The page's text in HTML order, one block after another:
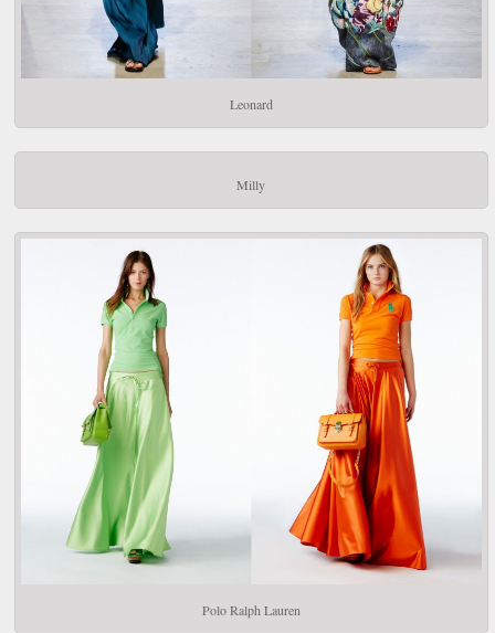
Leonard
Milly
Polo Ralph Lauren